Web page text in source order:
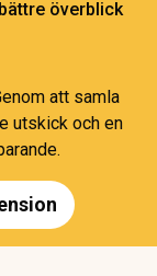
överblick
att samla
utskick och en